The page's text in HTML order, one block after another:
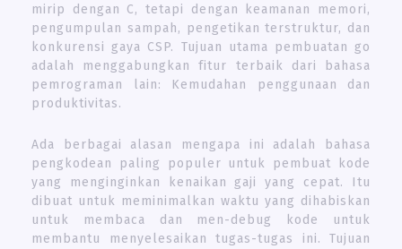
mirip dengan C, tetapi dengan keamanan memori,
pengumpulan sampah, pengetikan terstruktur, dan
konkurensi gaya CSP. Tujuan utama pembuatan go
adalah menggabungkan fitur terbaik dari bahasa
pemrograman lain: Kemudahan penggunaan dan
produktivitas.
Ada berbagai alasan mengapa ini adalah bahasa
pengkodean paling populer untuk pembuat kode
yang menginginkan kenaikan gaji yang cepat. Itu
dibuat untuk meminimalkan waktu yang dihabiskan
untuk membaca dan men-debug kode untuk
membantu menyelesaikan tugas-tugas ini. Tujuan